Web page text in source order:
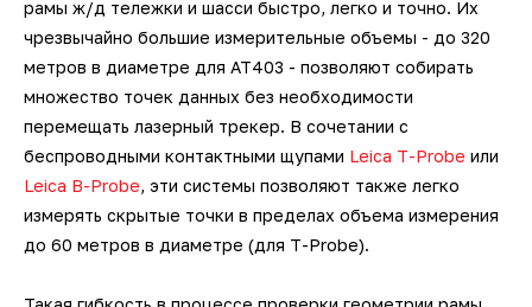
рамы ж/д тележки и шасси быстро, легко и точно. Их
чрезвычайно большие измерительные объемы - до 320
метров в диаметре для AT403 - позволяют собирать
множество точек данных без необходимости
перемещать лазерный трекер. В сочетании с
беспроводными контактными щупами Leica T-Probe или
Leica B-Probe, эти системы позволяют также легко
измерять скрытые точки в пределах объема измерения
до 60 метров в диаметре (для T-Probe).
датчики
Техническое 3D-зрение
Лазерные 2D проекторы
Программное обеспечение
Длиномеры
Системы фотограмметрии
Оптические измерительные
машины
3D-сканеры для трекеров
Беспроводные контактные щупы
Аксессуары и оснастка для
трекеров
3D-сканеры для измерительных
рук
Аксессуары и оснастка для рук
Ручные 3D-сканеры ScanTech
Ручные 3D-сканеры Creaform
Ручные 3D-сканеры Scanform
Ручные 3D-сканеры AM.TECH
Принадлежности для КИМ
Мультисенсорные измерительные
машины Unimetro
Фотограмметрические
измерительные системы V-STARS
Промышленные роботы KUKA
Автоматизированные станции
Hexagon
Автоматизированные станции
SCANOLOGY и ScanTech
Индивидуальные разработки по
кг
Транспортные платформы KUKA
Мобильные роботы KUKA
3D-принтеры для печати гипсом
3D-принтеры для печати
полиамидами
3D-принтеры для печати
биоматериалами
SLM-принтеры Sisma
Kinematics
ПО BendingStudio
ПО Metrolog Metrologic Group
ПО PC-DMIS